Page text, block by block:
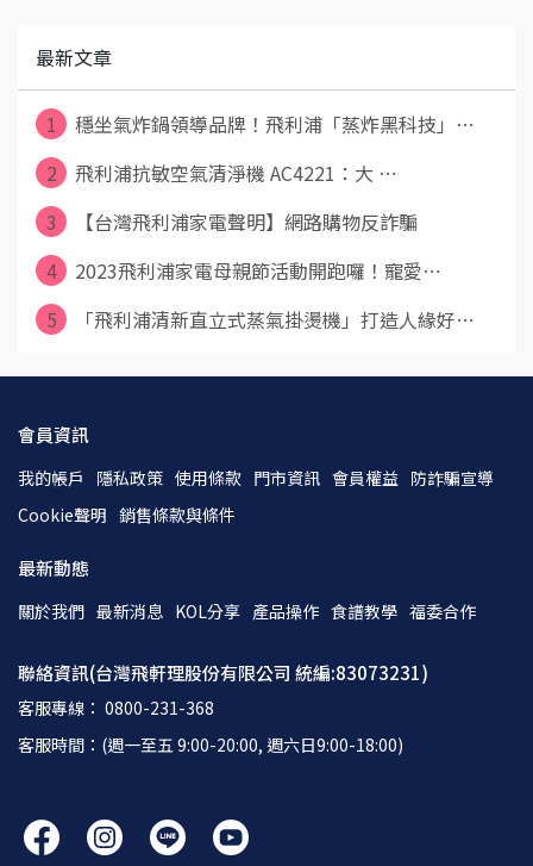
最新文章
1
穩坐氣炸鍋領導品牌！飛利浦「蒸炸黑科技」⋯
2
飛利浦抗敏空氣清淨機 AC4221：大 ⋯
3
【台灣飛利浦家電聲明】網路購物反詐騙
4
2023飛利浦家電母親節活動開跑囉！寵愛⋯
5
「飛利浦清新直立式蒸氣掛燙機」打造人緣好⋯
會員資訊
我的帳戶 隱私政策 使用條款 門市資訊 會員權益 防詐騙宣導
Cookie聲明 銷售條款與條件
最新動態
關於我們 最新消息 KOL分享 產品操作 食譜教學 福委合作
聯絡資訊(台灣飛軒理股份有限公司 統編:83073231)
客服專線： 0800-231-368
客服時間：(週一至五 9:00-20:00, 週六日9:00-18:00)